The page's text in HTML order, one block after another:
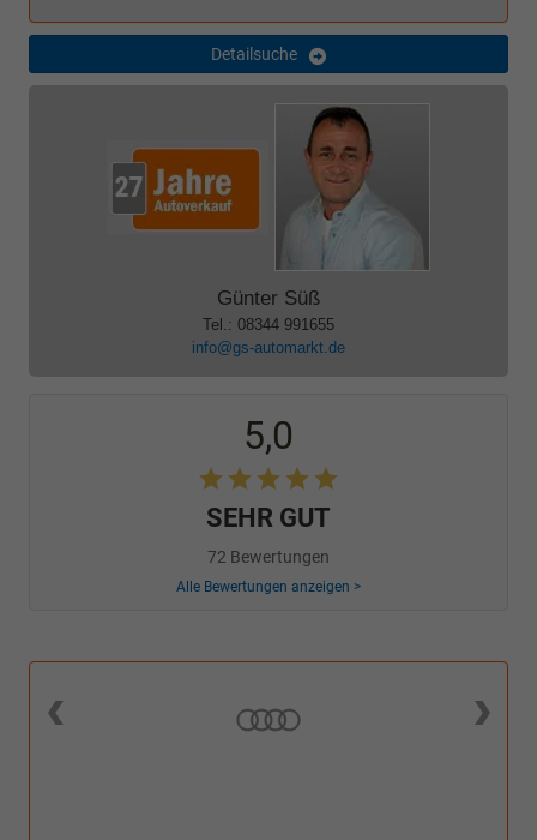
Detailsuche
Günter Süß
Tel.: 08344 991655
info@gs-automarkt.de
5,0
SEHR GUT
72 Bewertungen
Alle Bewertungen anzeigen >